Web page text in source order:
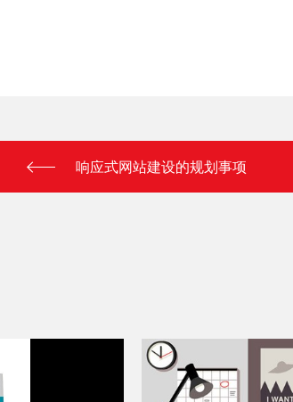
响应式网站建设的规划事项